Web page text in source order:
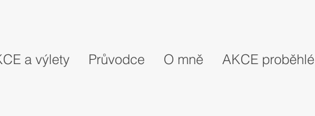
a výlety Průvodce O mně AKCE proběhlé